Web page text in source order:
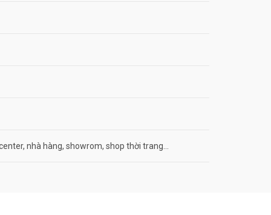
nhà hàng, showrom, shop thời trang…